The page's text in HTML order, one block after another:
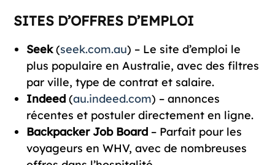
SITES D’OFFRES D’EMPLOI
Seek(seek.com.au) – Le site d’emploi le
plus populaire en Australie, avec des filtres
par ville, type de contrat et salaire.
Indeed(au.indeed.com) – annonces
récentes et postuler directement en ligne.
Backpacker Job Board– Parfait pour les
voyageurs en WHV, avec de nombreuses